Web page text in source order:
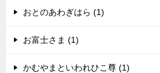
おとのあわぎはら (1)
お富士さま (1)
かむやまといわれひこ尊 (1)